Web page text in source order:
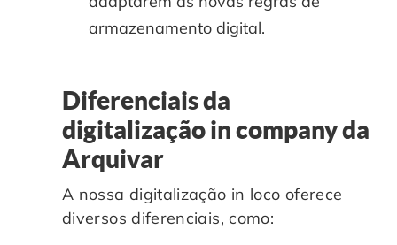
armazenamento digital.
Diferenciais da
digitalização in company da
Arquivar
A nossa digitalização in loco oferece
diversos diferenciais, como: